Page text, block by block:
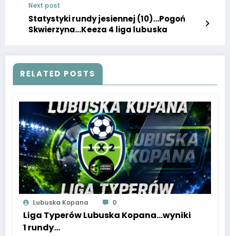
Next post
Statystyki rundy jesiennej (10)…Pogoń
Skwierzyna…Keeza 4 liga lubuska
RELATED POSTS
Lubuska Kopana 0
Liga Typerów Lubuska Kopana…wyniki
1 rundy…